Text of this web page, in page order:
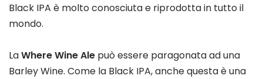
Black IPA è molto conosciuta e riprodotta in tutto il
mondo.
LaWhere Wine Ale può essere paragonata ad una
Barley Wine. Come la Black IPA, anche questa è una